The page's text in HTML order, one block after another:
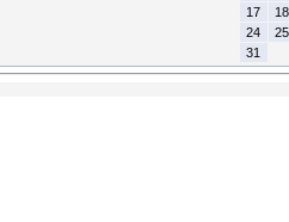
17
18
24
25
31